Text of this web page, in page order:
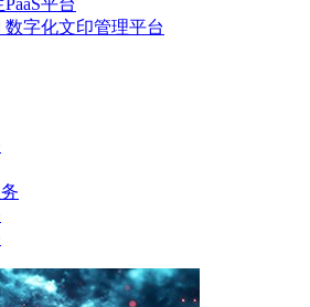
平台
数字化文印管理平台